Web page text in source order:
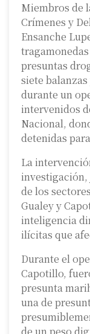
Miembros de
Crímenes y
Ensanche
presuntas
siete
durante un
intervenidos
Nacional,
detenidas
La
investigación,
de los
Gualey y
inteligencia
ilícitas que
Durante el
Capotillo,
presunta
una de